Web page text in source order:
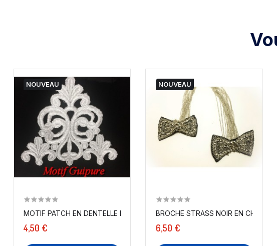
NOUVEAU
MOTIF PATCH EN DENTELLE BRODÉ GUIPURE BLANC OU...
4,50 €
NOUVEAU
BROCHE STRASS NOIR EN CHAINE
6,50 €